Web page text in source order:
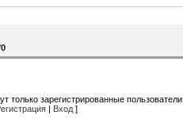
0
только зарегистрированные пользователи.
Вход ]